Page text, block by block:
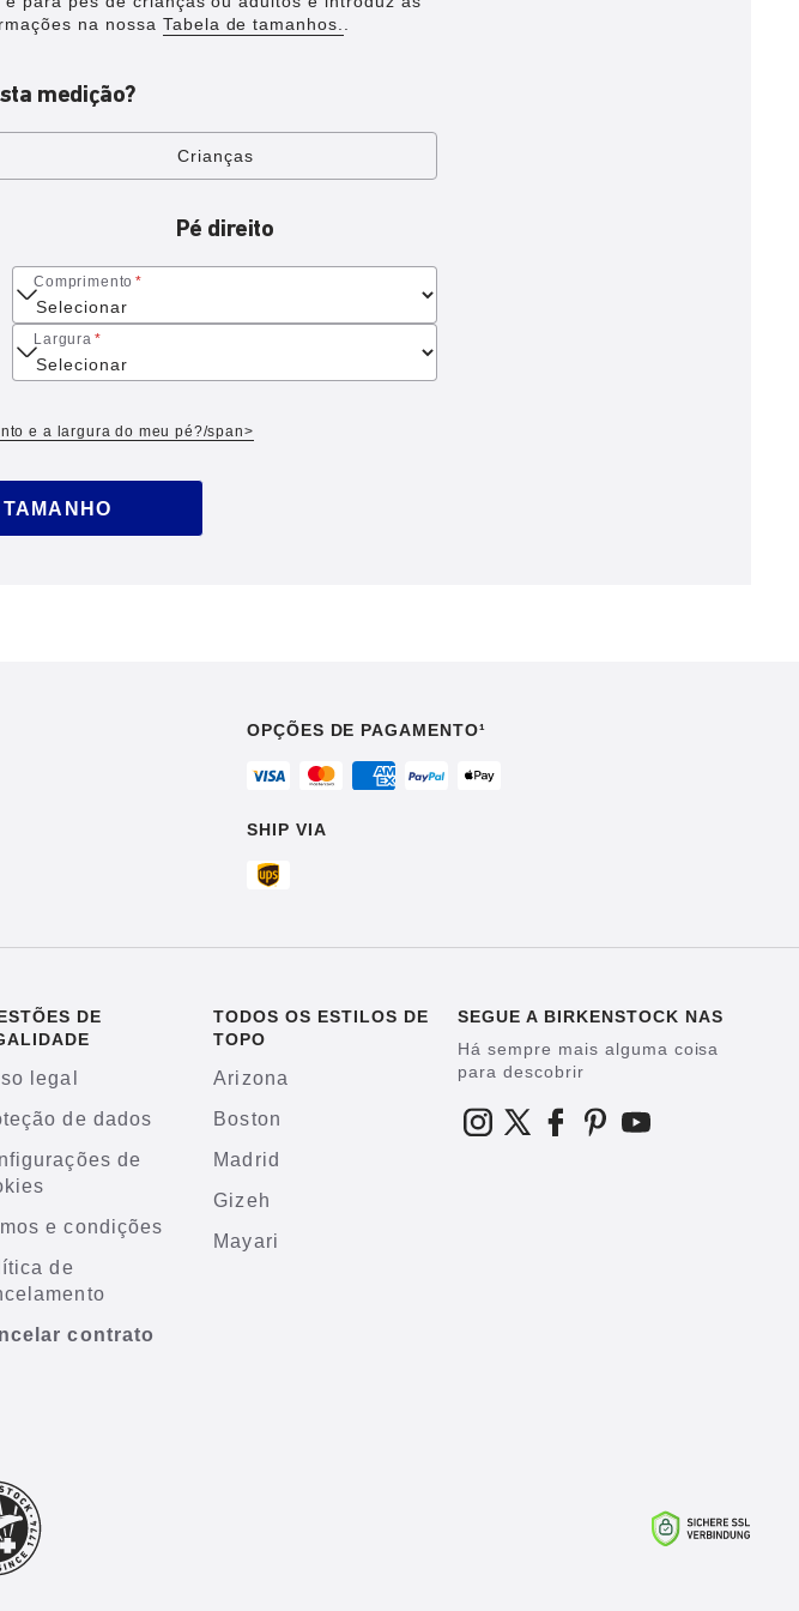
na nossa Tabela de tamanhos.
medição?
Crianças
Pé direito
Comprimento *
Largura *
e a largura do meu pé?/span>
OPÇÕES DE PAGAMENTO¹
SHIP VIA
DE
legal
de dados
de
e condições
de
contrato
TODOS OS ESTILOS DE
TOPO
Arizona
Boston
Madrid
Gizeh
Mayari
SEGUE A BIRKENSTOCK NAS
Há sempre mais alguma coisa
para descobrir